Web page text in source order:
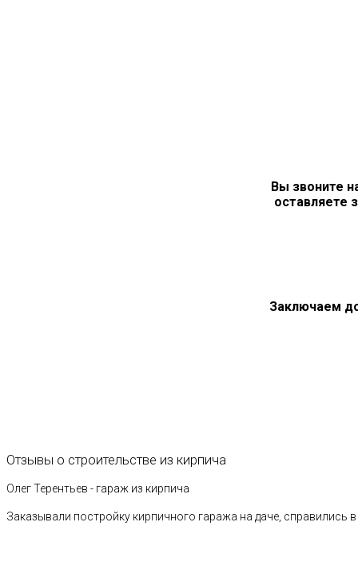
Вы звоните
оставляете
Заключаем
Отзывы о строительстве из кирпича
Олег Терентьев - гараж из кирпича
Заказывали постройку кирпичного гаража на даче, справились